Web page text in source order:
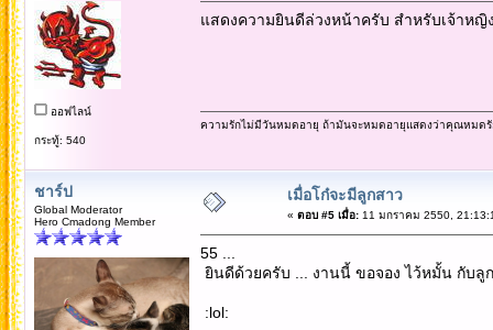
ออฟไลน์
กระทู้: 540
แสดงความยินดีล่วงหน้าครับ สำหรับเจ้าหญิ
ความรักไม่มีวันหมดอายุ ถ้ามันจะหมดอายุแสดงว่าคุณหมดรั
ชาร์ป
Global Moderator
Hero Cmadong Member
เมื่อโก๋จะมีลูกสาว
« ตอบ #5 เมื่อ:11 มกราคม 2550,
55 ...
ยินดีด้วยครับ ... งานนี้ ขอจอง ไว้หมั้น กับลู
:lol: